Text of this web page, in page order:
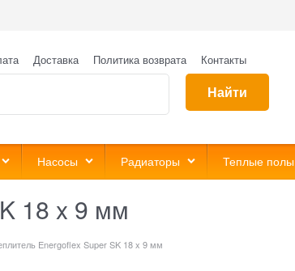
Доставка Политика возврата Контакты
Найти
Насосы Радиаторы Теплые полы
18 x 9 мм
Energoflex Super SK 18 x 9 мм